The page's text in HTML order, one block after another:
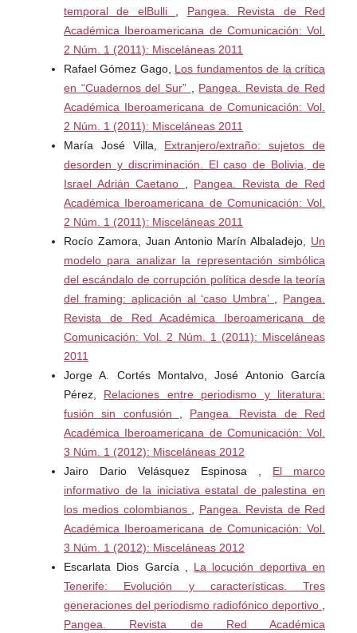
GOMES, Wilson. (2009) Jornalismo, fatos e interesses:
ensaios de teoria do jornalismo. Florianópolis: Insular
HUTCHEON, Linda; PÉREZ, Teresa Louro (1989). Uma
teoria da paródia: ensinamentos das formas de arte do
Século XX. Lisboa: Ed. 70.
HUTCHEON, Linda; JEHA, Júlio. (2000) Teoria e política
da ironia. Belo Horizonte: Editora UFMG.
JÁCOME, Phellipy Pereira. (2013). Fissuras no espelho
realista do jornalismo: a narratividade crítica de
Barcelona. Dissertação de mestrado. Faculdade de
Filosofia e Ciências Humanas. Universidade Federal de
Minas Gerais.
LAGE, Nilson. (2002) Linguagem jornalística. 7ª Edição.
São Paulo: Ática.
LEAL, Bruno Souza.(2006) Saber das narrativas: narrar.
In: Vera França; César Guimarães. (Org.). Na mídia, na
rua: narrativas do cotidiano. 1 ed. Belo Horizonte: Editora
Autêntica, p. 19-28.
LEAL, Bruno Souza (2002). A produção da familiaridade e
o pacto de leitura jornalístico. Salvador: Intercom.
LEAL, Bruno Souza; JÁCOME, Phellipy (2011). Mundos
possíveis entre a ficção e a "não-ficção": aproximações à
realidade televisiva. Porto Alegre: Famecos.
LEAL, Bruno Souza; JÁCOME, Phellipy. (2012) Outros
agentes na comunidade interpretativa do jornalismo.
Anais do 10° Encontro Nacional dos Pesquisadores em
temporal de elBulli
Pangea. Revista de Red
Académica Iberoamericana de Comunicación: Vol.
2 Núm. 1 (2011): Misceláneas 2011
Rafael Gómez Gago, Los fundamentos de la crítica
en “Cuadernos del Sur”
Pangea. Revista de Red
Académica Iberoamericana de Comunicación: Vol.
2 Núm. 1 (2011): Misceláneas 2011
María José Villa, Extranjero/extraño: sujetos de
desorden y discriminación. El caso de Bolivia, de
Israel Adrián Caetano
Pangea. Revista de Red
Académica Iberoamericana de Comunicación: Vol.
2 Núm. 1 (2011): Misceláneas 2011
Rocío Zamora, Juan Antonio Marín Albaladejo, Un
modelo para analizar la representación simbólica
del escándalo de corrupción política desde la teoría
del framing: aplicación al ‘caso Umbra’
Pangea.
Revista de Red Académica Iberoamericana de
Comunicación: Vol. 2 Núm. 1 (2011): Misceláneas
2011
Jorge A. Cortés Montalvo, José Antonio García
Pérez, Relaciones entre periodismo y literatura:
fusión sin confusión
Pangea. Revista de Red
Académica Iberoamericana de Comunicación: Vol.
3 Núm. 1 (2012): Misceláneas 2012
Jairo Dario Velásquez Espinosa , El marco
informativo de la iniciativa estatal de palestina en
los medios colombianos
Pangea. Revista de Red
Académica Iberoamericana de Comunicación: Vol.
3 Núm. 1 (2012): Misceláneas 2012
Escarlata Dios García , La locución deportiva en
Tenerife: Evolución y características. Tres
generaciones del periodismo radiofónico deportivo
Pangea. Revista de Red Académica